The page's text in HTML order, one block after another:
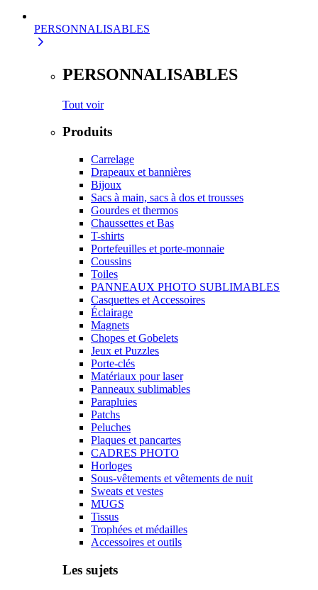
PERSONNALISABLES
PERSONNALISABLES
Tout voir
Produits
Carrelage
Drapeaux et bannières
Bijoux
Sacs à main, sacs à dos et trousses
Gourdes et thermos
Chaussettes et Bas
T-shirts
Portefeuilles et porte-monnaie
Coussins
Toiles
PANNEAUX PHOTO SUBLIMABLES
Casquettes et Accessoires
Éclairage
Magnets
Chopes et Gobelets
Jeux et Puzzles
Porte-clés
Matériaux pour laser
Panneaux sublimables
Parapluies
Patchs
Peluches
Plaques et pancartes
CADRES PHOTO
Horloges
Sous-vêtements et vêtements de nuit
Sweats et vestes
MUGS
Tissus
Trophées et médailles
Accessoires et outils
Les sujets